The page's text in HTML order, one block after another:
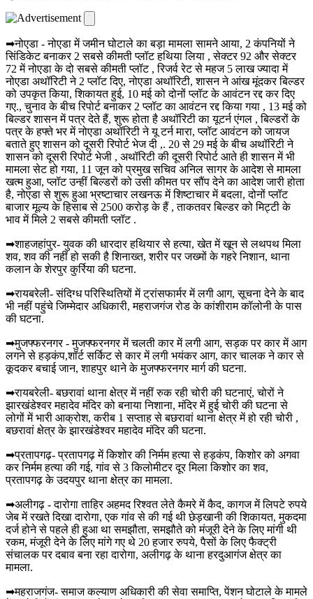
➡नोएडा - नोएडा में जमीन घोटाले का बड़ा मामला सामने आया, 2 कंपनियों ने
सिंडिकेट बनाकर 2 सबसे कीमती प्लॉट हथिया लिया , सेक्टर 92 और सेक्टर
72 में नोएडा के दो सबसे कीमती प्लॉट , रिजर्व रेट से महज 5 लाख ज्यादा में
नोएडा अथॉरिटी ने 2 प्लॉट दिए, नोएडा अथॉरिटी, शासन ने आंख मूंदकर बिल्डर
को उपकृत किया, शिकायत हुई, 10 मई को दोनों प्लॉट के आवंटन रद्द कर दिए
गए., चुनाव के बीच रिपोर्ट बनाकर 2 प्लॉट का आवंटन रद्द किया गया , 13 मई को
बिल्डर शासन में पत्र देते हैं, शुरू होता है अथॉरिटी का यूटर्न एंगल , बिल्डरों के
पत्र के हफ्ते भर में नोएडा अथॉरिटी ने यू टर्न मारा, प्लॉट आवंटन को जायज
बताते हुए शासन को दूसरी रिपोर्ट भेज दी ,. 20 से 29 मई के बीच अथॉरिटी ने
शासन को दूसरी रिपोर्ट भेजी , अथॉरिटी की दूसरी रिपोर्ट आते ही शासन में भी
मामला सेट हो गया, 11 जून को प्रमुख सचिव अनिल सागर के आदेश से मामला
खत्म हुआ, प्लॉट उन्हीं बिल्डरों को उसी कीमत पर सौंप देने का आदेश जारी होता
है, नोएडा से शुरू हुआ भ्रष्टाचार लखनऊ में शिष्टाचार में बदला, दोनों प्लॉट
बाजार मूल्य के हिसाब से 2500 करोड़ के हैं , ताकतवर बिल्डर को मिट्टी के
भाव में मिले 2 सबसे कीमती प्लॉट .
➡शाहजहांपुर- युवक की धारदार हथियार से हत्या, खेत में खून से लथपथ मिला
शव, शव की नहीं हो सकी है शिनाख्त, शरीर पर जख्मों के गहरे निशान, थाना
कलान के शेरपुर कुर्रिया की घटना.
➡रायबरेली- संदिग्ध परिस्थितियों में ट्रांसफार्मर में लगी आग, सूचना देने के बाद
भी नहीं पहुंचे जिम्मेदार अधिकारी, महराजगंज रोड के कांशीराम कॉलोनी के पास
की घटना.
➡मुजफ्फरनगर - मुजफ्फरनगर में चलती कार में लगी आग, सड़क पर कार में आग
लगने से हड़कंप,शॉर्ट सर्किट से कार में लगी भयंकर आग, कार चालक ने कार से
कूदकर बचाई जान, शाहपुर थाने के मुजफ्फरनगर मार्ग की घटना.
➡रायबरेली- बछरावां थाना क्षेत्र में नहीं रुक रही चोरी की घटनाएं, चोरों ने
झारखंडेश्वर महादेव मंदिर को बनाया निशाना, मंदिर में हुई चोरी की घटना से
लोगों में भारी आक्रोश, करीब 1 सप्ताह से बछरावां थाना क्षेत्र में हो रही चोरी ,
बछरावां क्षेत्र के झारखंडेश्वर महादेव मंदिर की घटना.
➡प्रतापगढ़- प्रतापगढ़ में किशोर की निर्मम हत्या से हड़कंप, किशोर को अगवा
कर निर्मम हत्या की गई, गांव से 3 किलोमीटर दूर मिला किशोर का शव,
प्रतापगढ़ के उदयपुर थाना क्षेत्र का मामला.
➡अलीगढ़ - दारोगा ताहिर अहमद रिश्वत लेते कैमरे में कैद, कागज में लिपटे रुपये
जेब में रखते दिखा दारोगा, एक गांव से की गई थी छेड़खानी की शिकायत, मुकदमा
दर्ज होने से पहले ही हुआ था समझौता, समझौते को मंजूरी देने के लिए मांगी थी
रकम, मंजूरी देने के लिए मांगे गए थे 20 हजार रुपये, पैसों के लिए फैक्ट्री
संचालक पर दबाव बना रहा दारोगा, अलीगढ़ के थाना हरदुआगंज क्षेत्र का
मामला.
➡महराजगंज- समाज कल्याण अधिकारी की सेवा समाप्ति, पेंशन घोटाले के मामले